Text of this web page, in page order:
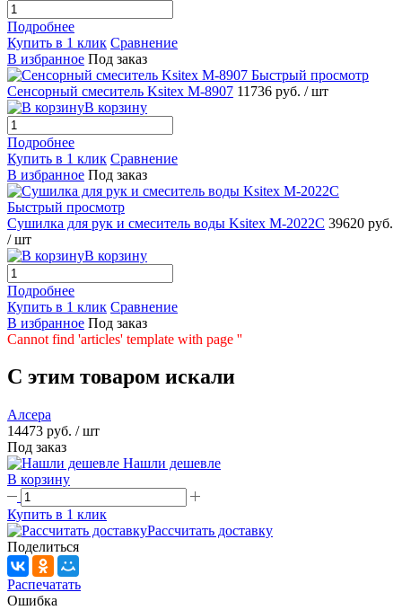
Подробнее
Купить в 1 клик Сравнение
В избранное Под заказ
Быстрый просмотр
Сенсорный смеситель Ksitex M-8907 11736 руб. / шт
В корзину
Подробнее
Купить в 1 клик Сравнение
В избранное Под заказ
Быстрый просмотр
Сушилка для рук и смеситель воды Ksitex M-2022C 39620 руб.
/ шт
В корзину
Подробнее
Купить в 1 клик Сравнение
В избранное Под заказ
Cannot find 'articles' template with page ''
C этим товаром искали
Алсера
14473 руб. / шт
Под заказ
Нашли дешевле
В корзину
Купить в 1 клик
Рассчитать доставку
Поделиться
Распечатать
Ошибка